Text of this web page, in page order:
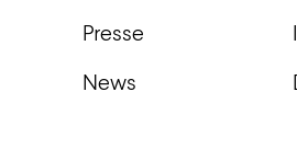
Presse
News